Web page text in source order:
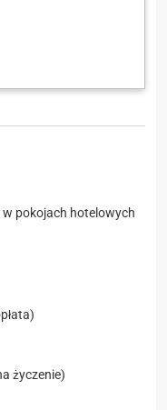
pokojach hotelowych
życzenie)